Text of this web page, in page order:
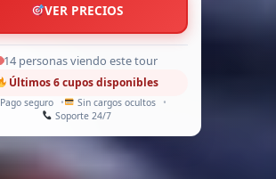
VER PRECIOS
15 personas viendo este tour
Últimos 6 cupos disponibles
Pago seguro
Sin cargos ocultos
Soporte 24/7